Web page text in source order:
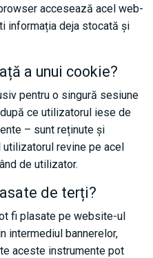
accesează acel web-
informația deja stocată și
a unui cookie?
pentru o singură sesiune
ce utilizatorul iese de
– sunt reținute și
revine pe acel
de utilizator.
de terți?
fi plasate pe website-ul
intermediul bannerelor,
aceste instrumente pot